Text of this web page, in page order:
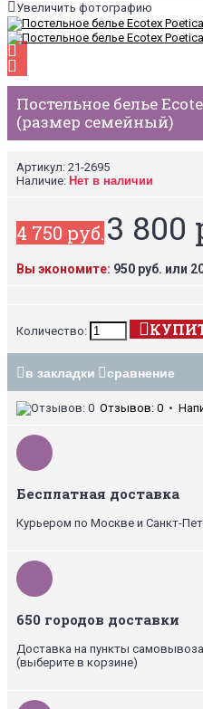
Увеличить фотографию
Постельное белье
(размер семейный)
Артикул: 21-2695
Наличие: Нет в наличии
4 750 руб.3 800
Вы экономите: 950 руб. или
Количество:
в закладки сравнение
Отзывов: 0 •
Бесплатная доставка
Курьером по Москве и Санкт-
650 городов доставки
Доставка на пункты
(выберите в корзине)